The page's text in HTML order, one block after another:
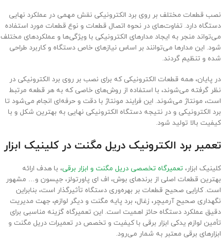
نصب قطعات مختلف بر روی برد الکترونیکی نقش مهمی در عملکرد نهایی
دستگاه دارد. تفاوت‌های در نحوه اتصال قطعات و نوع قطعات مورد استفاده
می‌تواند منجر به ایجاد مدارهای الکترونیکی با ویژگی‌ها و عملکردهای مختلف
شود. این مدارها می‌توانند بر اساس نیازهای خاص دستگاه و کاربرد طراحی
شده و تنظیم گردند.
در پایان، همه قطعات الکترونیکی که برای نصب بر روی برد الکترونیکی در
نظر گرفته می‌شوند، با استفاده از روش‌های خاصی که به هر قطعه مرتبط
است، مونتاژ می‌شوند. این فرایند مونتاژ با دقت و حرفه‌ای انجام می‌شود تا
برد الکترونیکی و در نتیجه دستگاه الکترونیکی نهایی به بهترین شکل و با
کیفیت بالا تولید شود.
تعمیر برد الکترونیک دریل مگنت در کلینیک ابزار
کلینیک ابزار، تعمیرگاه تخصصی دریل مگنت و ابزار برقی، با هدف ارائه
بهترین قطعات اصلی از برندهای بوش، اف ای پاورتولز، جپسون و… مشهور
است. کارایی صحیح قطعات بر بهره‌وری دستگاه تأثیرگذار است، بنابراین
نگهداری صحیح آرمیچر، زغال، برد پایه مگنت و دیگر لوازم، جهت مدیریت
دقیق عملکرد دستگاه حائز اهمیت است. این تعمیرگاه گزینه مناسبی برای
تأمین لوازم یدکی ابزار برقی با کیفیت و تخصص در تعمیرات دریل مگنت و
ابزارهای برقی معتبر به شمار می‌رود.